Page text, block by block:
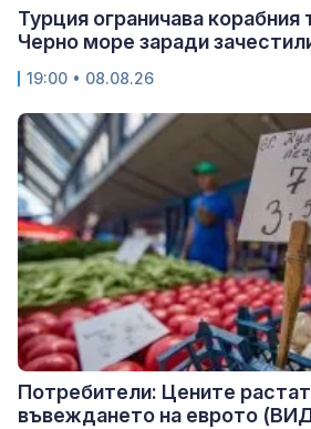
Турция ограничава
Черно море заради
19:00 • 08.08.26
Потребители: Цените
въвеждането на еврото